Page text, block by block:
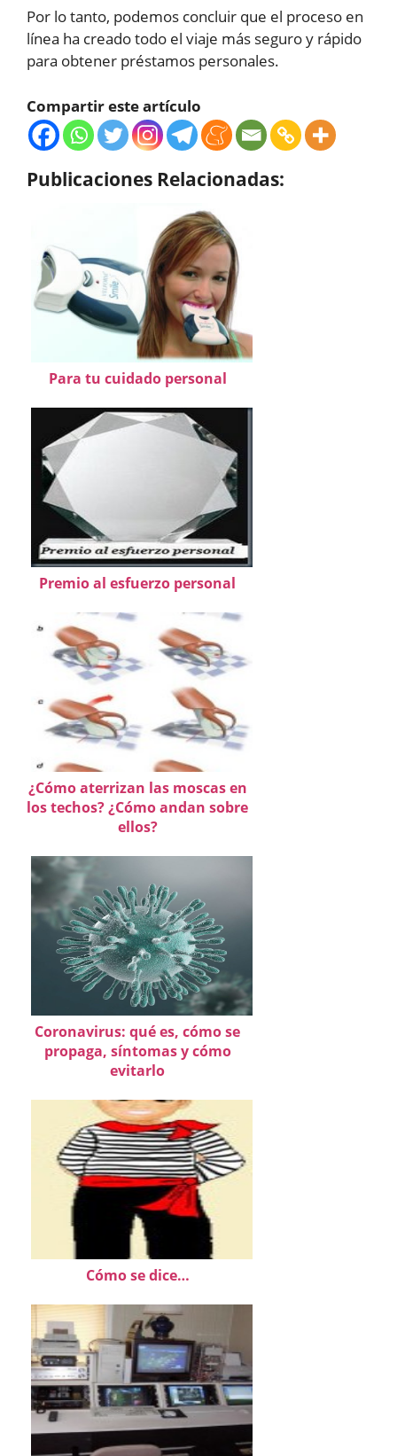
Por lo tanto, podemos concluir que el proceso en
línea ha creado todo el viaje más seguro y rápido
para obtener préstamos personales.
Compartir este artículo
Publicaciones Relacionadas:
Para tu cuidado personal
Premio al esfuerzo personal
¿Cómo aterrizan las moscas en
los techos? ¿Cómo andan sobre
ellos?
Coronavirus: qué es, cómo se
propaga, síntomas y cómo
evitarlo
Cómo se dice…